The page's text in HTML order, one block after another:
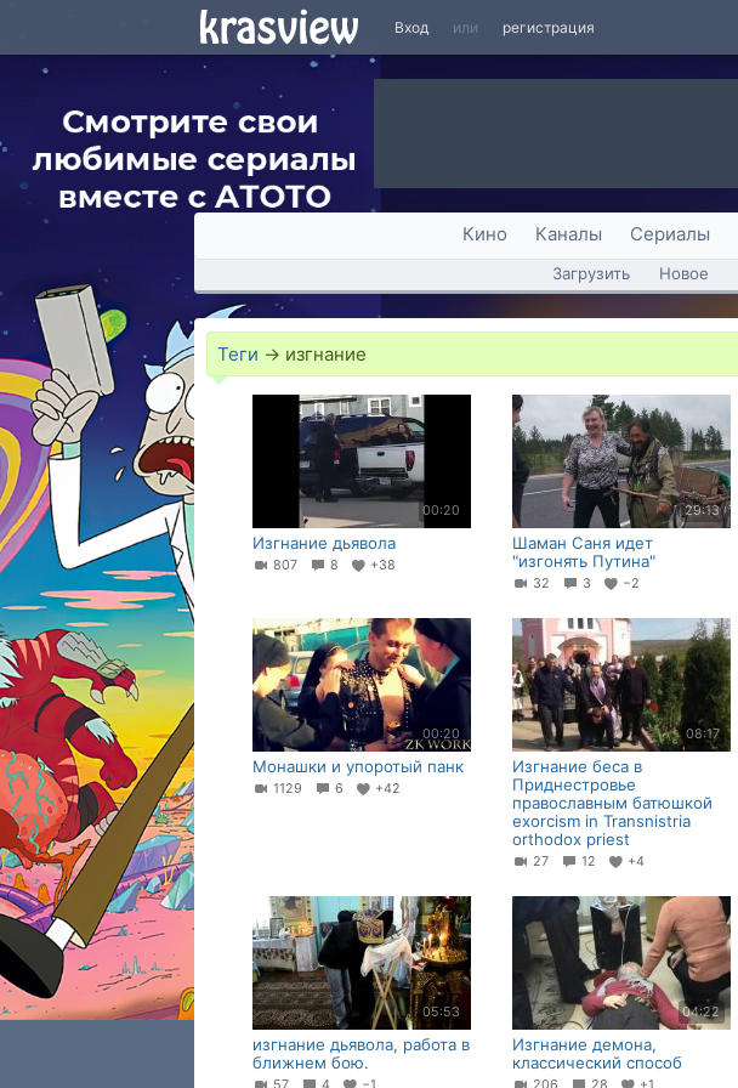
Вход или регистрация
Кино Каналы Сериалы
Загрузить Новое
Теги → изгнание
00:20
Изгнание дьявола
807 8 +38
29:13
Шаман Саня идет
"изгонять Путина"
32 3 −2
00:20
Монашки и упоротый панк
1129 6 +42
08:17
Изгнание беса в
Приднестровье
православным батюшкой
exorcism in Transnistria
orthodox priest
27 12 +4
05:53
изгнание дьявола, работа в
ближнем бою.
04:22
Изгнание демона,
классический способ